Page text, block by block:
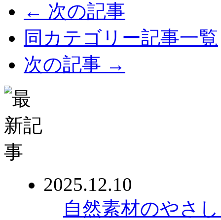
← 次の記事
同カテゴリー記事一覧
次の記事 →
2025.12.10
自然素材のやさ